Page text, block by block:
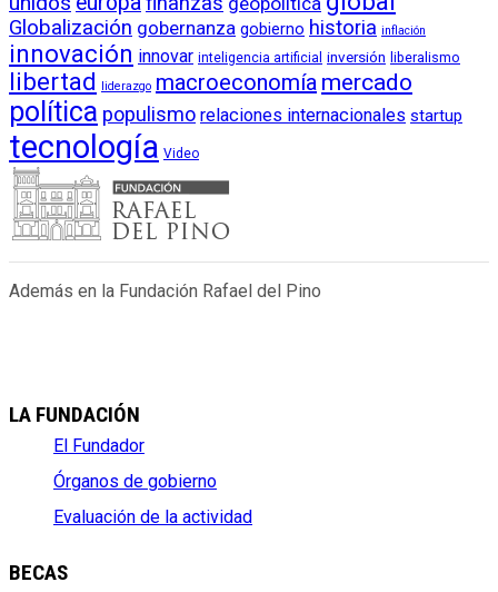
Globalización gobernanza gobierno historia inflación
innovación innovar inteligencia artificial inversión liberalismo
libertad liderazgo macroeconomía mercado
política populismo relaciones internacionales startup
tecnología Video
Además en la Fundación Rafael del Pino
LA FUNDACIÓN
El Fundador
Órganos de gobierno
Evaluación de la actividad
BECAS